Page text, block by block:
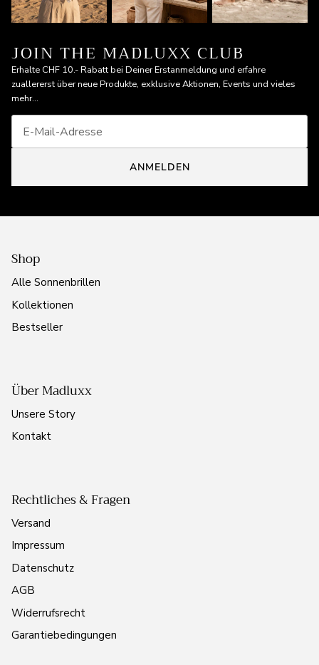
JOIN THE MADLUXX CLUB
Erhalte CHF 10.- Rabatt bei Deiner Erstanmeldung und erfahre
zuallererst über neue Produkte, exklusive Aktionen, Events und vieles
mehr...
ANMELDEN
Shop
Alle Sonnenbrillen
Kollektionen
Bestseller
Über Madluxx
Unsere Story
Kontakt
Rechtliches & Fragen
Versand
Impressum
Datenschutz
AGB
Widerrufsrecht
Garantiebedingungen